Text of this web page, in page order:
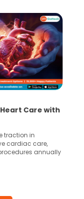
Care with
traction in
cardiac care,
annually
and